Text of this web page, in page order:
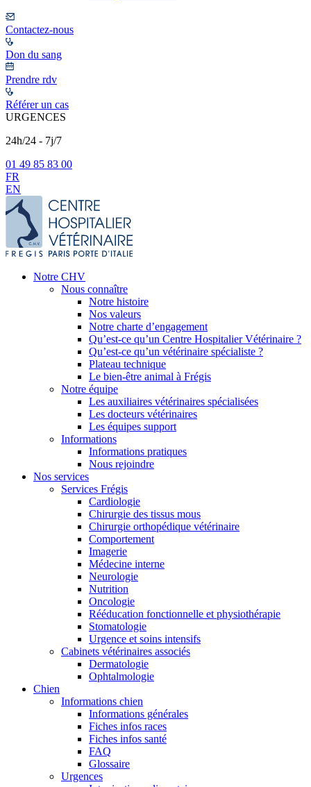
Contactez-nous
Don du sang
Prendre rdv
Référer un cas
URGENCES
24h/24 - 7j/7
01 49 85 83 00
FR
EN
Notre CHV
Nous connaître
Notre histoire
Nos valeurs
Notre charte d’engagement
Qu’est-ce qu’un Centre Hospitalier Vétérinaire ?
Qu’est-ce qu’un vétérinaire spécialiste ?
Plateau technique
Le bien-être animal à Frégis
Notre équipe
Les auxiliaires vétérinaires spécialisées
Les docteurs vétérinaires
Les équipes support
Informations
Informations pratiques
Nous rejoindre
Nos services
Services Frégis
Cardiologie
Chirurgie des tissus mous
Chirurgie orthopédique vétérinaire
Comportement
Imagerie
Médecine interne
Neurologie
Nutrition
Oncologie
Rééducation fonctionnelle et physiothérapie
Stomatologie
Urgence et soins intensifs
Cabinets vétérinaires associés
Dermatologie
Ophtalmologie
Chien
Informations chien
Informations générales
Fiches infos races
Fiches infos santé
FAQ
Glossaire
Urgences